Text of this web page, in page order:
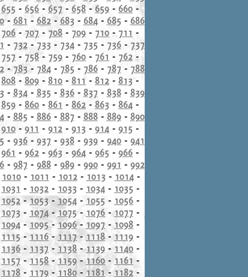
655 - 656 - 657- 658 - 659 - 660 -
- 681 - 682-683 - 684- 685 - 686
706 - 707 - 708 - 709 - 710 - 711 -
- 732- 733 - 734- 735 - 736- 737
757 - 758 - 759 - 760 - 761 - 762 -
- 783- 784- 785 - 786- 787 - 788
808 - 809 - 810 - 811 - 812 - 813 -
- 834- 835 - 836- 837 - 838- 839
859 - 860 - 861 - 862 - 863 - 864 -
- 885 - 886- 887 - 888- 889- 890
910 - 911 - 912 - 913 - 914 - 915 -
- 936- 937 - 938- 939- 940- 941
961 - 962 - 963 - 964 - 965 - 966 -
- 987 - 988- 989- 990- 991 - 992
1010- 1011 - 1012- 1013 - 1014-
1031 - 1032 - 1033 - 1034 - 1035 -
1052 - 1053 - 1054 - 1055 - 1056 -
1073 - 1074 -1075 - 1076 -1077 -
1094 - 1095- 1096- 1097 -1098 -
1115 - 1116- 1117 - 1118 - 1119 -
1136 - 1137 - 1138 -1139 - 1140 -
1157 - 1158 - 1159 -1160 - 1161 -
1178 - 1179 - 1180 - 1181 -1182 -